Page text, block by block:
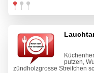
putzen,
zündholzgrosse Streifchen